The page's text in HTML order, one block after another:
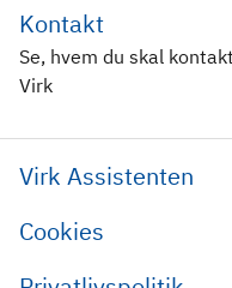
Kontakt
Se, hvem du skal
Virk
Virk Assistenten
Cookies